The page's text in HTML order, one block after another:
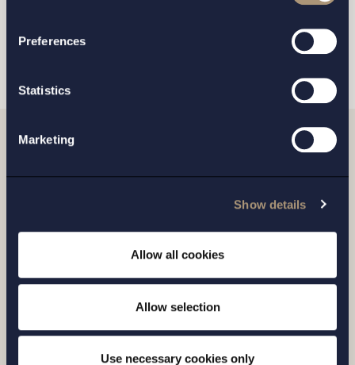
Preferences
Statistics
Marketing
Show details
Allow all cookies
Allow selection
Use necessary cookies only
SKICKA
Relaterade nyheter